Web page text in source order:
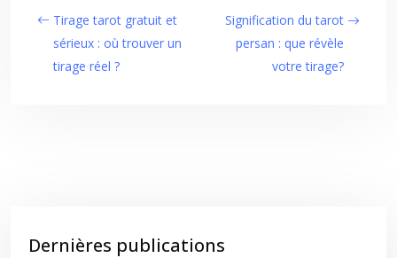
Tirage tarot gratuit et
sérieux : où trouver un
tirage réel ?
Signification du tarot
persan : que révèle
votre tirage?
Dernières publications